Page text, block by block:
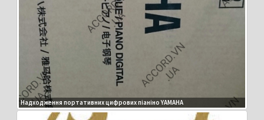
Надходження портативних цифрових піаніно YAMAHA